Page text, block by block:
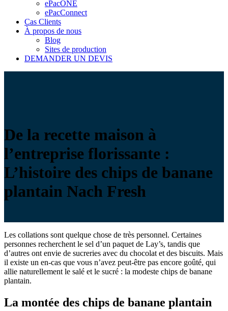
ePacONE
ePacConnect
Cas Clients
À propos de nous
Blog
Sites de production
DEMANDER UN DEVIS
De la recette maison à
l’entreprise florissante :
L’histoire des chips de banane
plantain Nach Fresh
Les collations sont quelque chose de très personnel. Certaines
personnes recherchent le sel d’un paquet de Lay’s, tandis que
d’autres ont envie de sucreries avec du chocolat et des biscuits. Mais
il existe un en-cas que vous n’avez peut-être pas encore goûté, qui
allie naturellement le salé et le sucré : la modeste chips de banane
plantain.
La montée des chips de banane plantain